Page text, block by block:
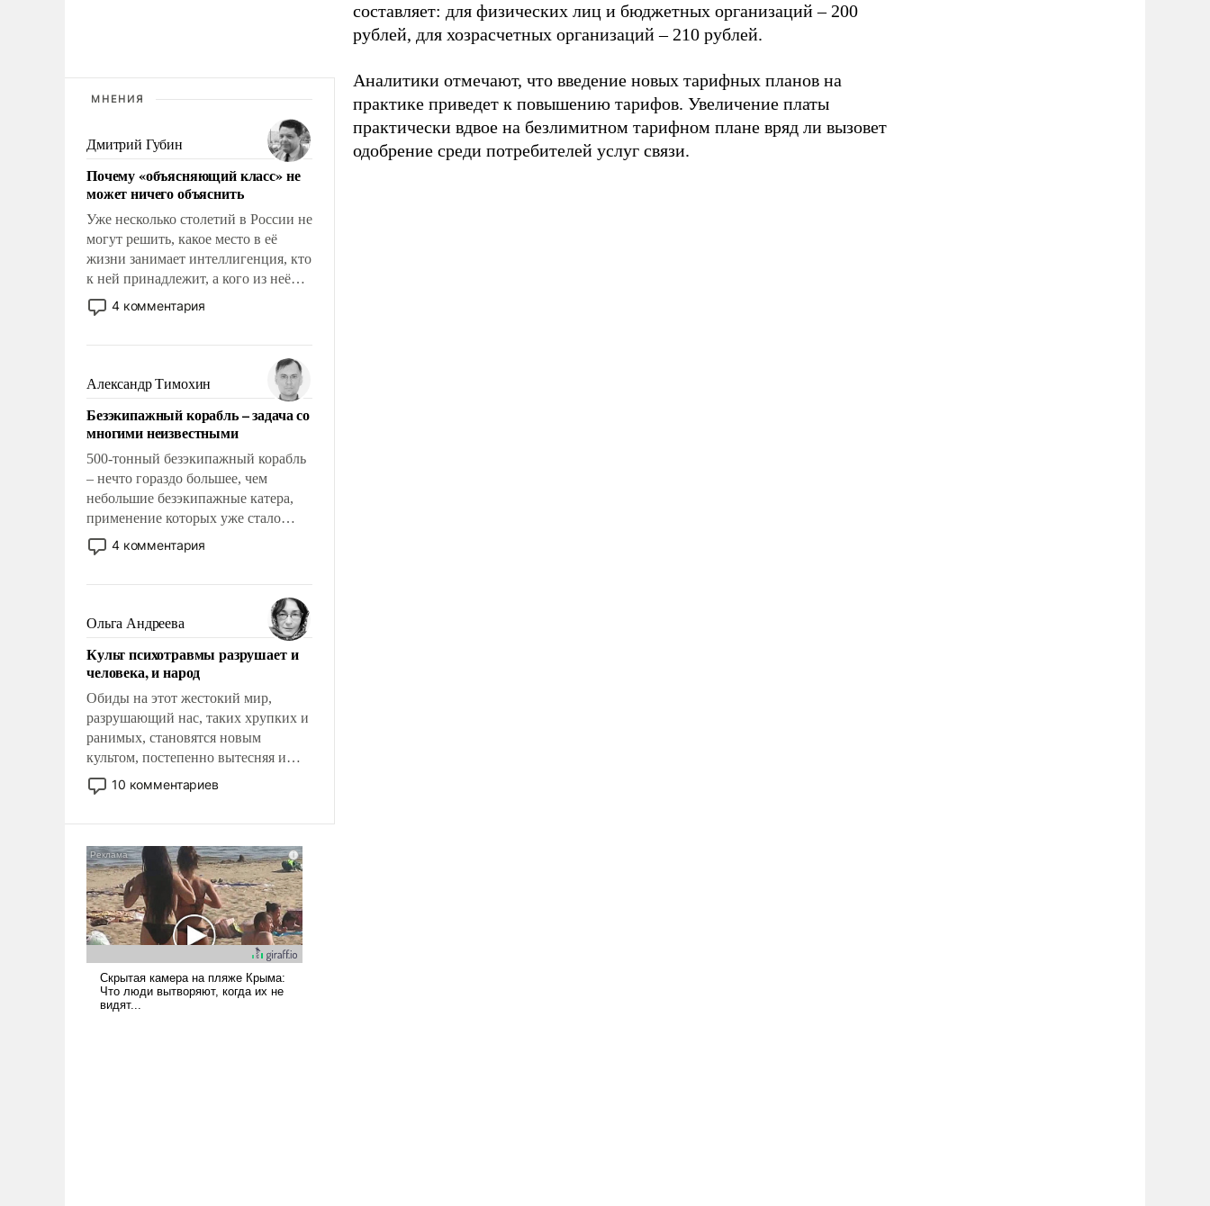
МНЕНИЯ
Дмитрий Губин
Почему «объясняющий класс» не
может ничего объяснить
Уже несколько столетий в России не
могут решить, какое место в её
жизни занимает интеллигенция, кто
к ней принадлежит, а кого из неё
исключили с правом
восстановления и без оного. И чем
казалось, что эти вопросы решены
раз и навсегда, но – нет, не решены.
4 комментария
Александр Тимохин
Безэкипажный корабль – задача со
многими неизвестными
500-тонный безэкипажный корабль
– нечто гораздо большее, чем
небольшие безэкипажные катера,
применение которых уже стало
обыденностью. Задача по созданию
такого корабля очень сложна и
реализация радикально поднимет
наши боевые возможности.
4 комментария
Ольга Андреева
Культ психотравмы разрушает и
человека, и народ
Обиды на этот жестокий мир,
разрушающий нас, таких хрупких и
ранимых, становятся новым
культом, постепенно вытесняя и
отменяя традиционное требование к
человеку – быть мужественным и
слабым, идти вперед и
адаптироваться.
10 комментариев
составляет: для физических лиц и бюджетных организаций – 200
рублей, для хозрасчетных организаций – 210 рублей.
Аналитики отмечают, что введение новых тарифных планов на
практике приведет к повышению тарифов. Увеличение платы
практически вдвое на безлимитном тарифном плане вряд ли вызовет
одобрение среди потребителей услуг связи.